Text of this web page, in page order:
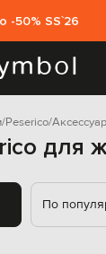
-50% SS`26
Peserico
для
По